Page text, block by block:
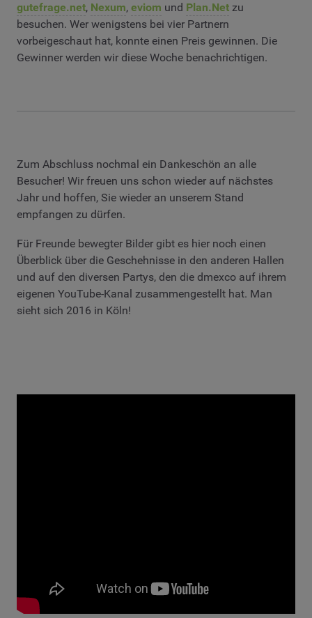
gutefrage.net, Nexum, eviom und Plan.Net zu
besuchen. Wer wenigstens bei vier Partnern
vorbeigeschaut hat, konnte einen Preis gewinnen. Die
Gewinner werden wir diese Woche benachrichtigen.
Zum Abschluss nochmal ein Dankeschön an alle
Besucher! Wir freuen uns schon wieder auf nächstes
Jahr und hoffen, Sie wieder an unserem Stand
empfangen zu dürfen.
Für Freunde bewegter Bilder gibt es hier noch einen
Überblick über die Geschehnisse in den anderen Hallen
und auf den diversen Partys, den die dmexco auf ihrem
eigenen YouTube-Kanal zusammengestellt hat. Man
sieht sich 2016 in Köln!